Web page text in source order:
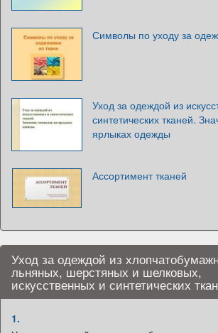
Символы по уходу за
Уход за одеждой из
синтетических тканей.
ярлыках одежды
Ассортимент тканей
Уход за одеждой из
льняных, шерстяных и шелковых,
искусственных и синтетических
1.